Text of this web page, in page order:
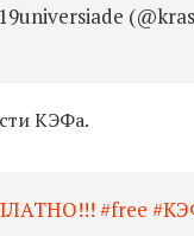
КЭФа.
#free